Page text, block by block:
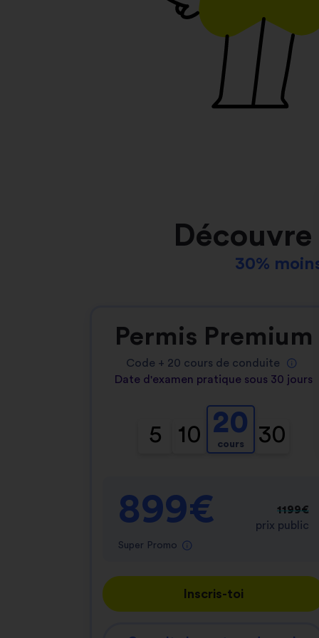
30%
Permis Premium
Code + 20 cours de conduite
Date d'examen pratique sous 30 jours
5 10 20
cours 30
899€
Super Promo
1199€
prix public
Inscris-toi